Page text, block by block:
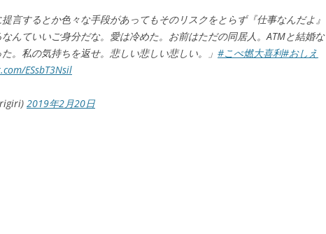
提言するとか色々な手段があってもそのリスクをとらず『仕事なんだよ』
んていいご身分だな。愛は冷めた。お前はただの同居人。ATMと結婚な
。私の気持ちを返せ。悲しい悲しい悲しい。」 #こぺ燃大喜利#おしえ
ESsbT3Nsil
2019年2月20日